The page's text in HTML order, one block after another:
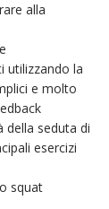
alla
utilizzando la
e molto
della seduta di
esercizi
squat